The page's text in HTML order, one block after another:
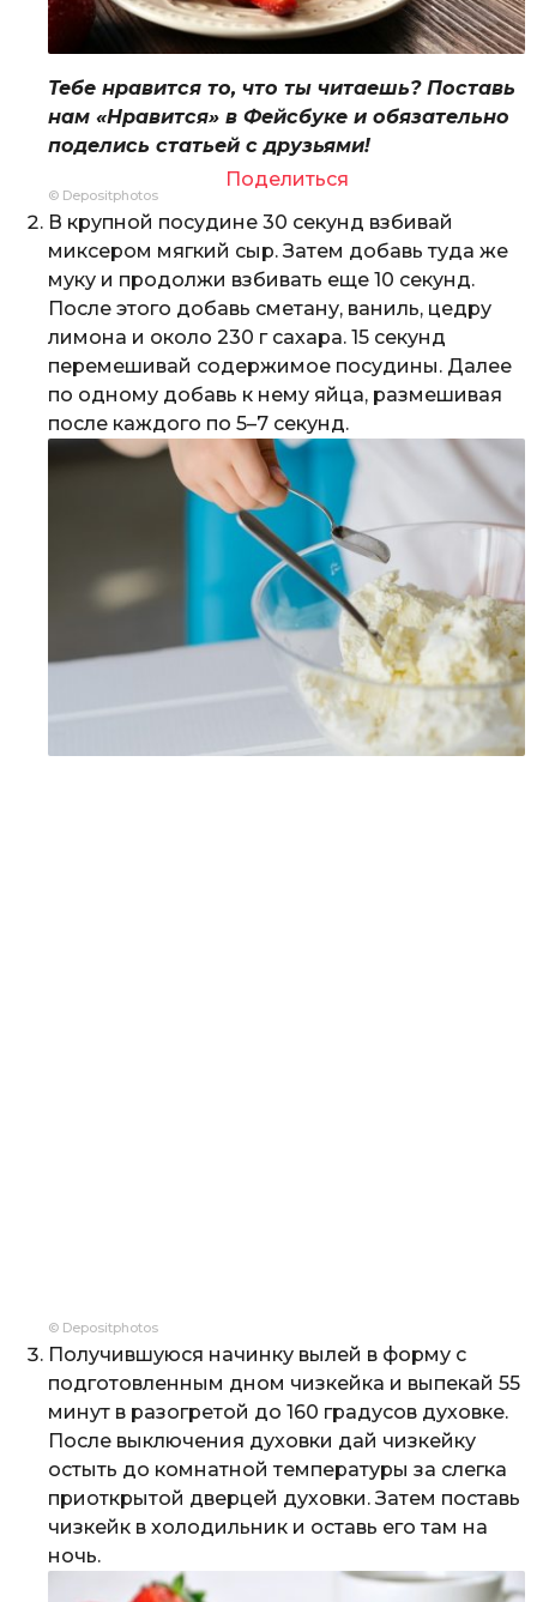
Тебе нравится то, что ты читаешь? Поставь
нам «Нравится» в Фейсбуке и обязательно
поделись статьей с друзьями!
Поделиться
© Depositphotos
В крупной посудине 30 секунд взбивай
миксером мягкий сыр. Затем добавь туда же
муку и продолжи взбивать еще 10 секунд.
После этого добавь сметану, ваниль, цедру
лимона и около 230 г сахара. 15 секунд
перемешивай содержимое посудины. Далее
по одному добавь к нему яйца, размешивая
после каждого по 5–7 секунд.
© Depositphotos
Получившуюся начинку вылей в форму с
подготовленным дном чизкейка и выпекай 55
минут в разогретой до 160 градусов духовке.
После выключения духовки дай чизкейку
остыть до комнатной температуры за слегка
приоткрытой дверцей духовки. Затем поставь
чизкейк в холодильник и оставь его там на
ночь.